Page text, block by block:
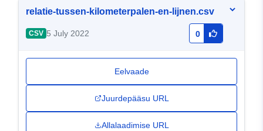
relatie-tussen-kilometerpalen-en-lijnen.csv
CSV 5 July 2022 0
Eelvaade
Juurdepääsu URL
Allalaadimise URL